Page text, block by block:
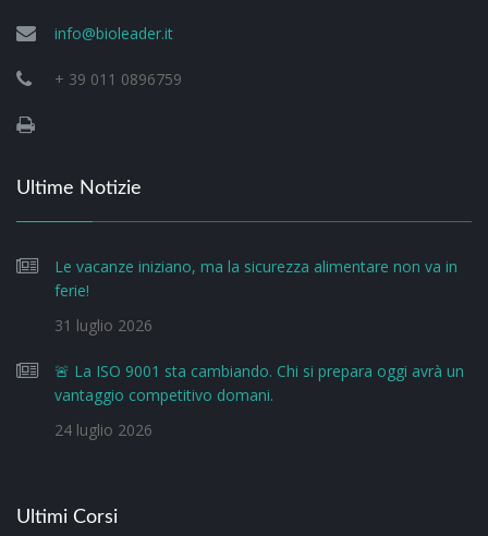
info@bioleader.it
+ 39 011 0896759
Ultime Notizie
Le vacanze iniziano, ma la sicurezza alimentare non va in
ferie!
31 luglio 2026
🚨 La ISO 9001 sta cambiando. Chi si prepara oggi avrà un
vantaggio competitivo domani.
24 luglio 2026
Ultimi Corsi